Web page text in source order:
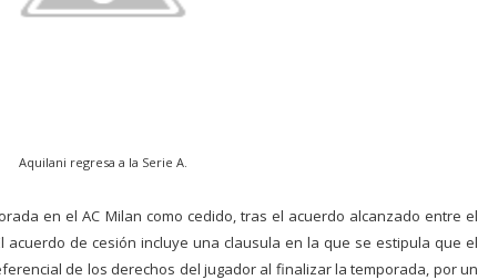
Aquilani regresa a la Serie A.
en el AC Milan como cedido, tras el acuerdo alcanzado entre el
acuerdo de cesión incluye una clausula en la que se estipula que el
de los derechos del jugador al finalizar la temporada, por un